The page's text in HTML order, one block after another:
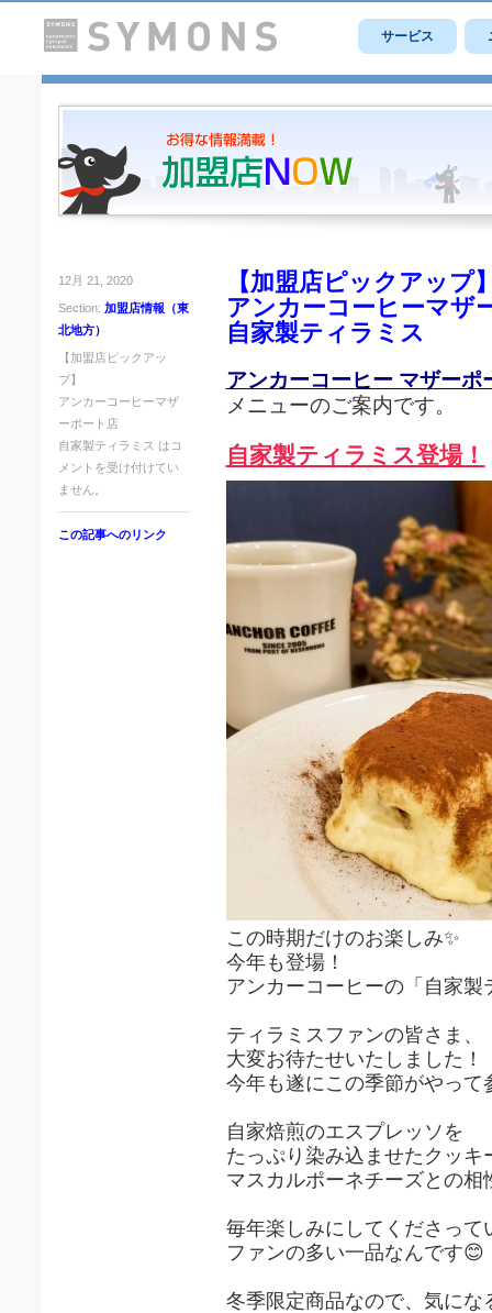
サービス
12月 21, 2020
Section: 加盟店情報（東
北地方）
【加盟店ピックアッ
プ】
アンカーコーヒーマザ
ーポート店
自家製ティラミス は コ
メントを受け付けてい
ません。
この記事へのリンク
【加盟店ピックアップ
アンカーコーヒーマザ
自家製ティラミス
アンカーコーヒー マザーポ
メニューのご案内です。
自家製ティラミス登場！
この時期だけのお楽しみ✨
今年も登場！
アンカーコーヒーの「自家製
ティラミスファンの皆さま、
大変お待たせいたしました！
今年も遂にこの季節がやって
自家焙煎のエスプレッソを
たっぷり染み込ませたクッキ
マスカルポーネチーズとの
毎年楽しみにしてくださって
ファンの多い一品なんです😊
冬季限定商品なので、気にな